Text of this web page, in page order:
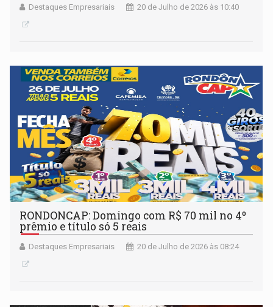
Destaques Empresariais 20 de Julho de 2026 às 10:40
RONDONCAP: Domingo com R$ 70 mil no 4º
prêmio e título só 5 reais
Destaques Empresariais 20 de Julho de 2026 às 08:24